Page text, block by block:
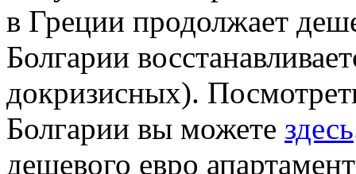
в Греции продолжает
Болгарии
докризисных).
Болгарии вы можете здесь
дешевого евро